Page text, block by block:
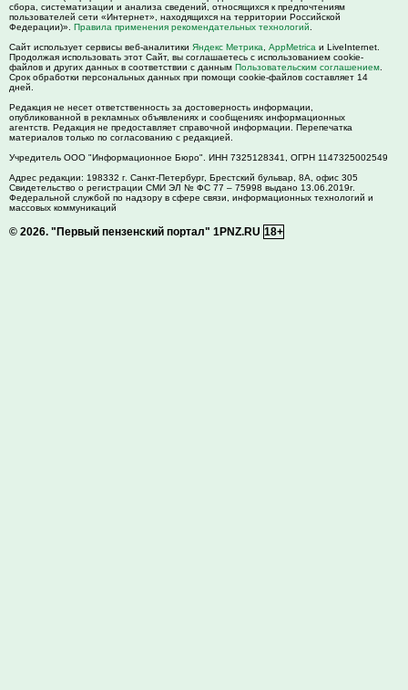
сбора, систематизации и анализа сведений, относящихся к предпочтениям
пользователей сети «Интернет», находящихся на территории Российской
Федерации)». Правила применения рекомендательных технологий
Сайт использует сервисы веб-аналитики Яндекс Метрика AppMetrica и LiveInternet.
Продолжая использовать этот Сайт, вы соглашаетесь с использованием cookie-
файлов и других данных в соответствии с данным Пользовательским соглашением
Срок обработки персональных данных при помощи cookie-файлов составляет 14
дней.
Редакция не несет ответственность за достоверность информации,
опубликованной в рекламных объявлениях и сообщениях информационных
агентств. Редакция не предоставляет справочной информации. Перепечатка
материалов только по согласованию с редакцией.
Учредитель ООО "Информационное Бюро". ИНН 7325128341, ОГРН 1147325002549
Адрес редакции: 198332 г. Санкт-Петербург, Брестский бульвар, 8А, офис 305
Свидетельство о регистрации СМИ ЭЛ № ФС 77 – 75998 выдано 13.06.2019г.
Федеральной службой по надзору в сфере связи, информационных технологий и
массовых коммуникаций
© 2026. "Первый пензенский портал" 1PNZ.RU 18+